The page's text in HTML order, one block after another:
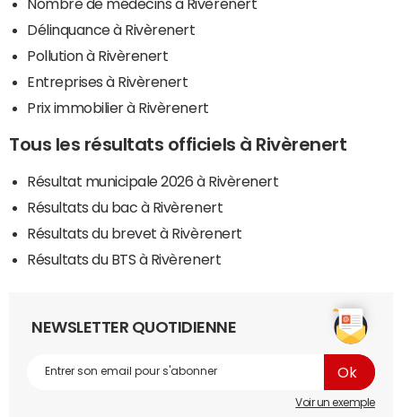
Nombre de médecins à Rivèrenert
Délinquance à Rivèrenert
Pollution à Rivèrenert
Entreprises à Rivèrenert
Prix immobilier à Rivèrenert
Tous les résultats officiels à Rivèrenert
Résultat municipale 2026 à Rivèrenert
Résultats du bac à Rivèrenert
Résultats du brevet à Rivèrenert
Résultats du BTS à Rivèrenert
NEWSLETTER QUOTIDIENNE
Voir un exemple